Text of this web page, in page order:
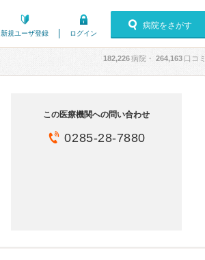
新規ユーザ登録 ログイン
病院をさがす
182,226病院・ 264,163 口コミ
この医療機関への問い合わせ
0285-28-7880